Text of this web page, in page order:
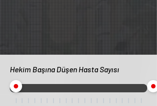
Hekim Başına Düşen Hasta Sayısı